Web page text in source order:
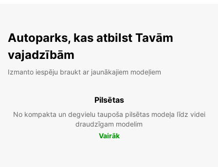
Autoparks, kas atbilst Tavām
vajadzībām
Izmanto iespēju braukt ar jaunākajiem modeļiem
Pilsētas
No kompakta un degvielu taupoša pilsētas modeļa līdz videi
draudzīgam modelim
Vairāk